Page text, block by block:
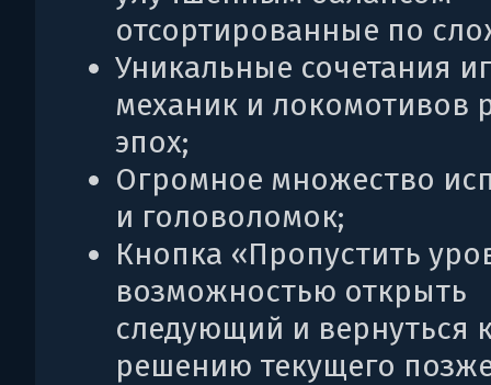
отсортированные по
Уникальные сочетания
механик и локомотивов
эпох;
Огромное множество
и головоломок;
Кнопка «Пропустить
возможностью открыть
следующий и вернуться
решению текущего